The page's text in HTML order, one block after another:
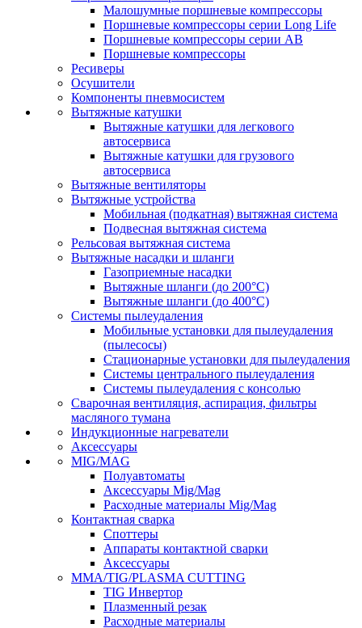
Малошумные поршневые компрессоры
Поршневые компрессоры серии Long Life
Поршневые компрессоры серии AB
Поршневые компрессоры
Ресиверы
Осушители
Компоненты пневмосистем
Вытяжные катушки
Вытяжные катушки для легкового
автосервиса
Вытяжные катушки для грузового
автосервиса
Вытяжные вентиляторы
Вытяжные устройства
Мобильная (подкатная) вытяжная система
Подвесная вытяжная система
Рельсовая вытяжная система
Вытяжные насадки и шланги
Газоприемные насадки
Вытяжные шланги (до 200°C)
Вытяжные шланги (до 400°C)
Системы пылеудаления
Мобильные установки для пылеудаления
(пылесосы)
Стационарные установки для пылеудаления
Системы центрального пылеудаления
Системы пылеудаления с консолью
Сварочная вентиляция, аспирация, фильтры
масляного тумана
Индукционные нагреватели
Аксессуары
MIG/MAG
Полуавтоматы
Аксессуары Mig/Mag
Расходные материалы Mig/Mag
Контактная сварка
Споттеры
Аппараты контактной сварки
Аксессуары
MMA/TIG/PLASMA CUTTING
TIG Инвертор
Плазменный резак
Расходные материалы